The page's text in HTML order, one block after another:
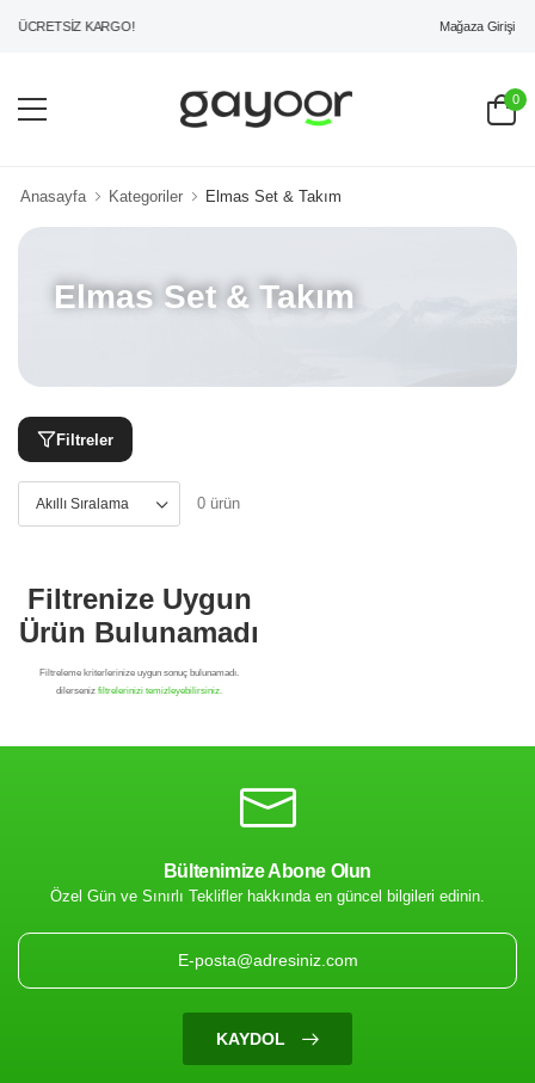
KARGO! Mağaza Girişi
0
Anasayfa Kategoriler Elmas Set & Takım
Elmas Set & Takım
Filtreler
0 ürün
Filtrenize Uygun
Ürün Bulunamadı
Bültenimize Abone Olun
Özel Gün ve Sınırlı Teklifler hakkında en güncel bilgileri edinin.
KAYDOL